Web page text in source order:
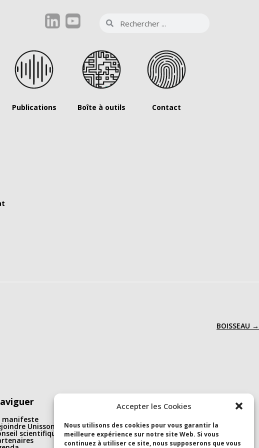
Accepter les Cookies
Nous utilisons des cookies pour vous garantir la
meilleure expérience sur notre site Web. Si vous
continuez à utiliser ce site, nous supposerons que vous
Publications Boîte à outils Contact
BOISSEAU →
manifeste
Unisson(s)
scientifique et
Nous suivre
S’abonner à la newsletter
Youtube